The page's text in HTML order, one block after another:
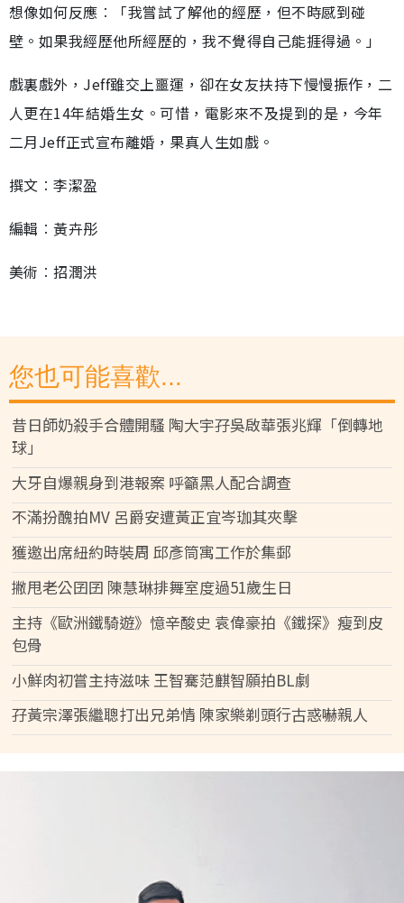
想像如何反應︰「我嘗試了解他的經歷，但不時感到碰
壁。如果我經歷他所經歷的，我不覺得自己能捱得過。」
戲裏戲外，Jeff雖交上噩運，卻在女友扶持下慢慢振作，二
人更在14年結婚生女。可惜，電影來不及提到的是，今年
二月Jeff正式宣布離婚，果真人生如戲。
撰文︰李潔盈
編輯︰黃卉彤
美術︰招潤洪
您也可能喜歡...
昔日師奶殺手合體開騷 陶大宇孖吳啟華張兆輝「倒轉地
球」
大牙自爆親身到港報案 呼籲黑人配合調查
不滿扮醜拍MV 呂爵安遭黃正宜岑珈其夾擊
獲邀出席紐約時裝周 邱彥筒寓工作於集郵
撇甩老公囝囝 陳慧琳排舞室度過51歲生日
主持《歐洲鐵騎遊》憶辛酸史 袁偉豪拍《鐵探》瘦到皮
包骨
小鮮肉初嘗主持滋味 王智騫范麒智願拍BL劇
孖黃宗澤張繼聰打出兄弟情 陳家樂剃頭行古惑嚇親人